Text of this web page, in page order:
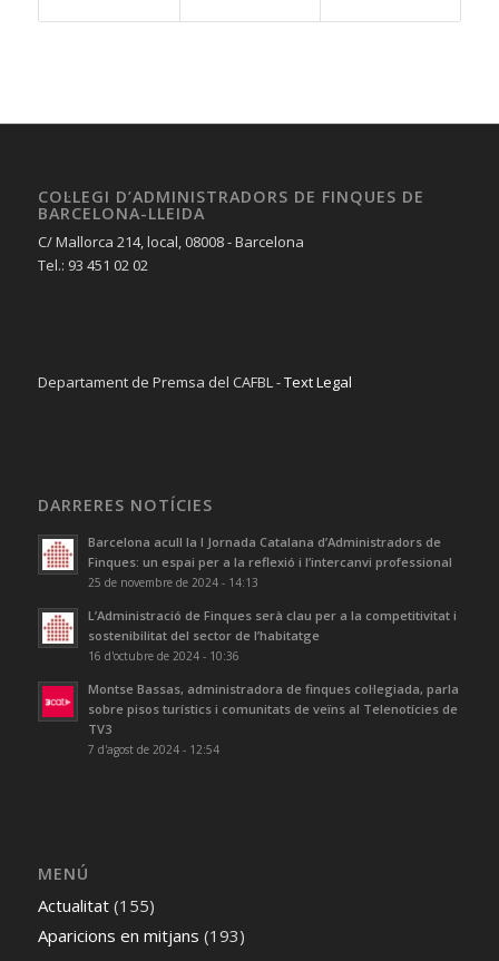
COL·LEGI D’ADMINISTRADORS DE FINQUES DE
BARCELONA-LLEIDA
C/ Mallorca 214, local, 08008 - Barcelona
Tel.: 93 451 02 02
Departament de Premsa del CAFBL -Text Legal
DARRERES NOTÍCIES
Barcelona acull la I Jornada Catalana d’Administradors de
Finques: un espai per a la reflexió i l’intercanvi professional
25 de novembre de 2024 - 14:13
L’Administració de Finques serà clau per a la competitivitat i
sostenibilitat del sector de l’habitatge
16 d'octubre de 2024 - 10:36
Montse Bassas, administradora de finques col·legiada, parla
sobre pisos turístics i comunitats de veïns al Telenotícies de
TV3
7 d'agost de 2024 - 12:54
MENÚ
Actualitat(155)
Aparicions en mitjans (193)